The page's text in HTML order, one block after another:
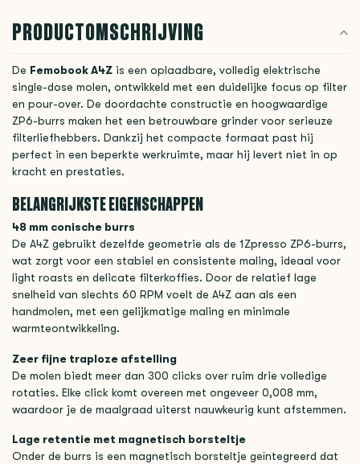
PRODUCTOMSCHRIJVING
De Femobook A4Z is een oplaadbare, volledig elektrische
single-dose molen, ontwikkeld met een duidelijke focus op filter
en pour-over. De doordachte constructie en hoogwaardige
ZP6-burrs maken het een betrouwbare grinder voor serieuze
filterliefhebbers. Dankzij het compacte formaat past hij
perfect in een beperkte werkruimte, maar hij levert niet in op
kracht en prestaties.
BELANGRIJKSTE EIGENSCHAPPEN
48 mm conische burrs
De A4Z gebruikt dezelfde geometrie als de 1Zpresso ZP6-burrs,
wat zorgt voor een stabiel en consistente maling, ideaal voor
light roasts en delicate filterkoffies. Door de relatief lage
snelheid van slechts 60 RPM voelt de A4Z aan als een
handmolen, met een gelijkmatige maling en minimale
warmteontwikkeling.
Zeer fijne traploze afstelling
De molen biedt meer dan 300 clicks over ruim drie volledige
rotaties. Elke click komt overeen met ongeveer 0,008 mm,
waardoor je de maalgraad uiterst nauwkeurig kunt afstemmen.
Lage retentie met magnetisch borsteltje
Onder de burrs is een magnetisch borsteltje geïntegreerd dat